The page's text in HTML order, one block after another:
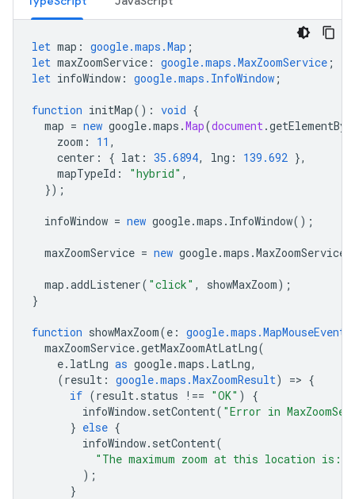
let map : google.maps.Map ;
let maxZoomService : google.maps.MaxZoomService ;
let infoWindow : google.maps.InfoWindow ;
function initMap() : void {
map = new google.maps .Map(document.
zoom : 11 ,
center : { lat : 35.6894, lng : 139.692 },
mapTypeId : "hybrid" ,
});
infoWindow = new google.maps . InfoWindow();
maxZoomService = new google.maps .MaxZoomService
map .addListener( "click" , showMaxZoom);
}
function showMaxZoom(e : google.maps.MapMouseEvent
maxZoomService.getMaxZoomAtLatLng(
e. latLng as google.maps . LatLng,
(result : google.maps.MaxZoomResult) => {
if (result. status !== "OK" )
{
infoWindow. setContent( "Error in
} else {
infoWindow. setContent(
"The maximum zoom at this location is: "
);
}